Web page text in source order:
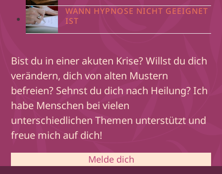
WANN HYPNOSE NICHT GEEIGNET
IST
Bist du in einer akuten Krise? Willst du dich
verändern, dich von alten Mustern
befreien? Sehnst du dich nach Heilung? Ich
habe Menschen bei vielen
unterschiedlichen Themen unterstützt und
freue mich auf dich!
Melde dich